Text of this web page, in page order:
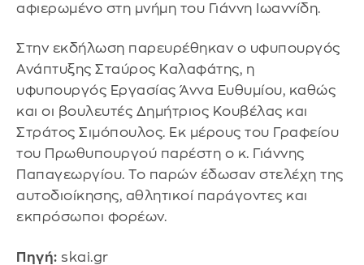
αφιερωμένο στη μνήμη του Γιάννη Ιωαννίδη.
Στην εκδήλωση παρευρέθηκαν ο υφυπουργός
Ανάπτυξης Σταύρος Καλαφάτης, η
υφυπουργός Εργασίας Άννα Ευθυμίου, καθώς
και οι βουλευτές Δημήτριος Κουβέλας και
Στράτος Σιμόπουλος. Εκ μέρους του Γραφείου
του Πρωθυπουργού παρέστη ο κ. Γιάννης
Παπαγεωργίου. Το παρών έδωσαν στελέχη της
αυτοδιοίκησης, αθλητικοί παράγοντες και
εκπρόσωποι φορέων.
Πηγή: skai.gr